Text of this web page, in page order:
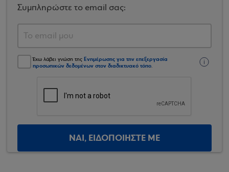
Συμπληρώστε το email σας:
Έχω λάβει γνώση της Ενημέρωσης για την επεξεργασία
προσωπικών δεδομένων στον διαδικτυακό τόπο.
ΝΑΙ, ΕΙΔΟΠΟΙΗΣΤΕ ΜΕ